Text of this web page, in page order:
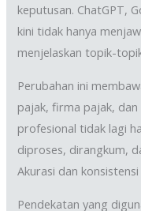
keputusan. ChatGPT,
kini tidak hanya
menjelaskan topik-
Perubahan ini
pajak, firma pajak,
profesional tidak lagi
diproses, dirangkum,
Akurasi dan
Pendekatan yang